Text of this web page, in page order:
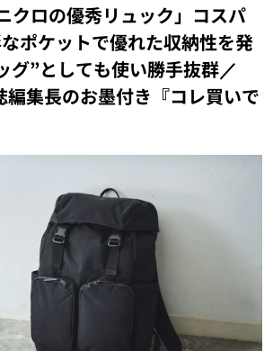
ロの優秀リュック」コスパ
ポケットで優れた収納性を発
グ”としても使い勝手抜群／
集長のお墨付き『コレ買いで